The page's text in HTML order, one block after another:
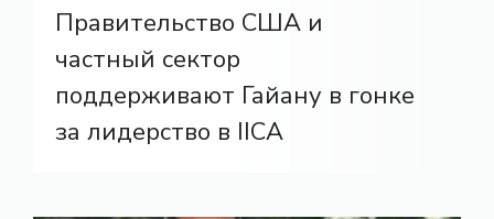
Правительство США и
частный сектор
поддерживают Гайану в гонке
за лидерство в IICA